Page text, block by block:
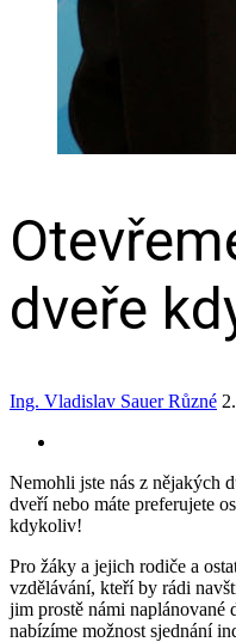
dveře
Ing. Vladislav Sauer Různé
Nemohli jste nás z nějakých
dveří nebo máte preferujete
kdykoliv!
Pro žáky a jejich rodiče a
vzdělávání, kteří by rádi
jim prostě námi naplánované
nabízíme možnost sjednání